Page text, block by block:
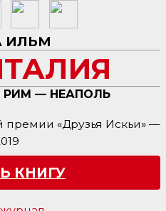
ИЛЬМ
— НЕАПОЛЬ
«Друзья Искьи» —
КНИГУ